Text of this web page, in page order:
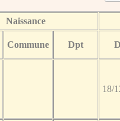
Naissance
Commune Dpt
18/